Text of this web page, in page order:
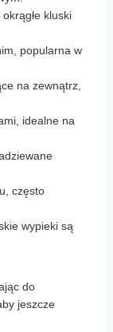
kluski
popularna w
na zewnątrz,
idealne na
często
wypieki są
do
jeszcze